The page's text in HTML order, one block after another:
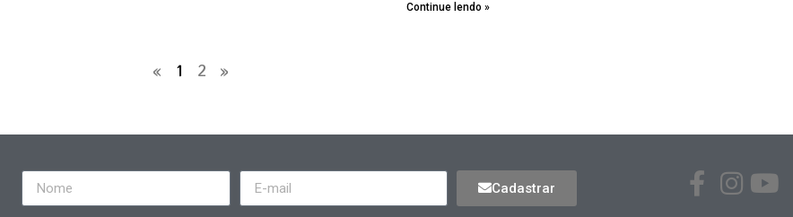
Continue lendo »
« 1 2 »
Cadastrar